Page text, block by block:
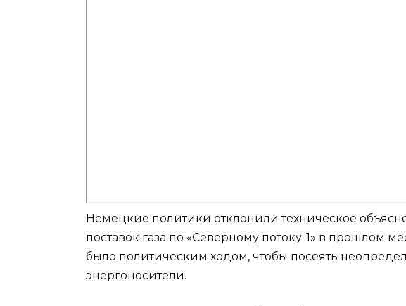
Немецкие политики отклонили техническое
поставок газа по «Северному потоку-1» в прошлом
было политическим ходом, чтобы посеять
энергоносители.